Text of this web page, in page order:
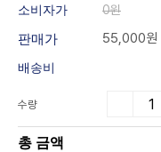
소비자가
0원
판매가 55,000원
배송비
수량
총 금액